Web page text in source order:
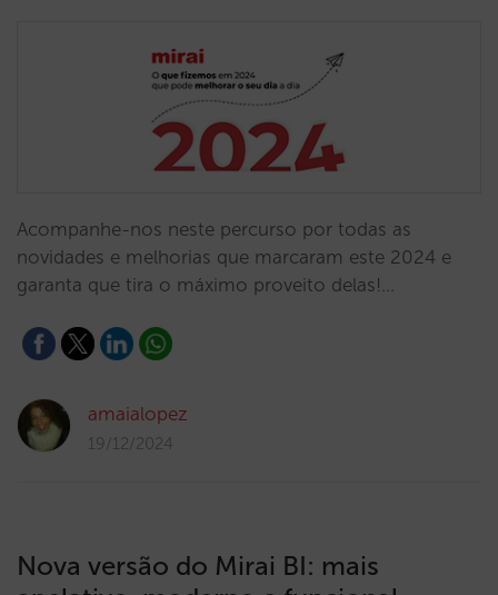
Acompanhe-nos neste percurso por todas as
novidades e melhorias que marcaram este 2024 e
garanta que tira o máximo proveito delas!…
amaialopez
19/12/2024
Nova versão do Mirai BI: mais